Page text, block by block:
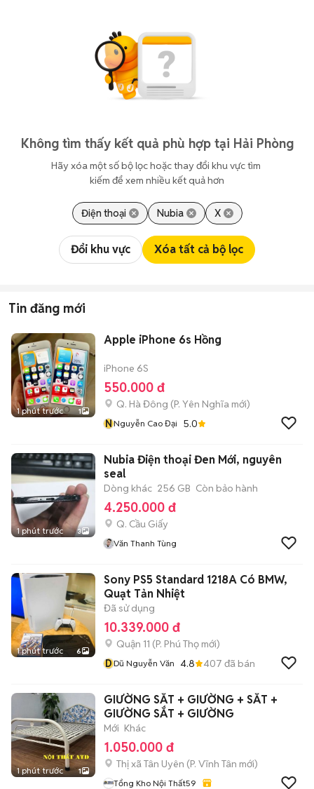
Không tìm thấy kết quả phù hợp tại Hải Phòng
Hãy xóa một số bộ lọc hoặc thay đổi khu vực tìm
kiếm để xem nhiều kết quả hơn
Điện thoại Nubia X
Đổi khu vực Xóa tất cả bộ lọc
Tin đăng mới
1 phút trước 1
Apple iPhone 6s Hồng
iPhone 6S
550.000 đ
Q. Hà Đông (P. Yên Nghĩa mới)
NNguyễn Cao Đại 5.0
1 phút trước 3
Nubia Điện thoại Đen Mới, nguyên
seal
Dòng khác 256 GB Còn bảo hành
4.250.000 đ
Q. Cầu Giấy
Văn Thanh Tùng
1 phút trước 6
Sony PS5 Standard 1218A Có BMW,
Quạt Tản Nhiệt
Đã sử dụng
10.339.000 đ
Quận 11 (P. Phú Thọ mới)
DDũ Nguyễn Văn 4.8 407 đã bán
1 phút trước 1
GIƯỜNG SẮT + GIƯỜNG + SẮT +
GIƯỜNG SẮT + GIƯỜNG
Mới Khác
1.050.000 đ
Thị xã Tân Uyên (P. Vĩnh Tân mới)
Tổng Kho Nội Thất59